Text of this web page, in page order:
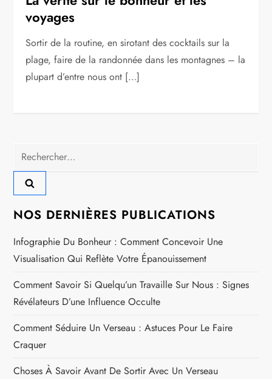
voyages
Sortir de la routine, en sirotant des cocktails sur la
plage, faire de la randonnée dans les montagnes – la
plupart d’entre nous ont […]
Rechercher :
NOS DERNIÈRES PUBLICATIONS
Infographie Du Bonheur : Comment Concevoir Une
Visualisation Qui Reflète Votre Épanouissement
Comment Savoir Si Quelqu’un Travaille Sur Nous : Signes
Révélateurs D’une Influence Occulte
Comment Séduire Un Verseau : Astuces Pour Le Faire
Craquer
Choses À Savoir Avant De Sortir Avec Un Verseau